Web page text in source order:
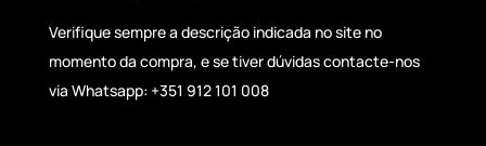
Verifique sempre a descrição indicada no site no
momento da compra, e se tiver dúvidas contacte-nos
via Whatsapp: +351 912 101 008